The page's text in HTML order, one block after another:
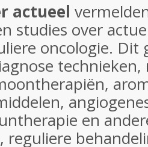
actueel
studies over
oncologie. Dit
en
reguliere